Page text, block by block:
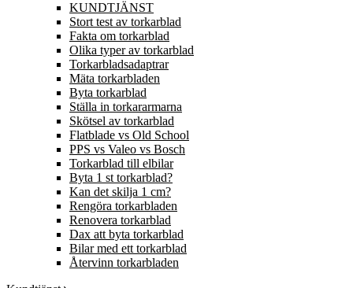
KUNDTJÄNST
Stort test av torkarblad
Fakta om torkarblad
Olika typer av torkarblad
Torkarbladsadaptrar
Mäta torkarbladen
Byta torkarblad
Ställa in torkararmarna
Skötsel av torkarblad
Flatblade vs Old School
PPS vs Valeo vs Bosch
Torkarblad till elbilar
Byta 1 st torkarblad?
Kan det skilja 1 cm?
Rengöra torkarbladen
Renovera torkarblad
Dax att byta torkarblad
Bilar med ett torkarblad
Återvinn torkarbladen